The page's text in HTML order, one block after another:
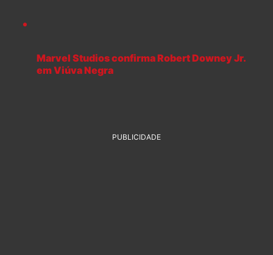
Marvel Studios confirma Robert Downey Jr.
em Viúva Negra
PUBLICIDADE